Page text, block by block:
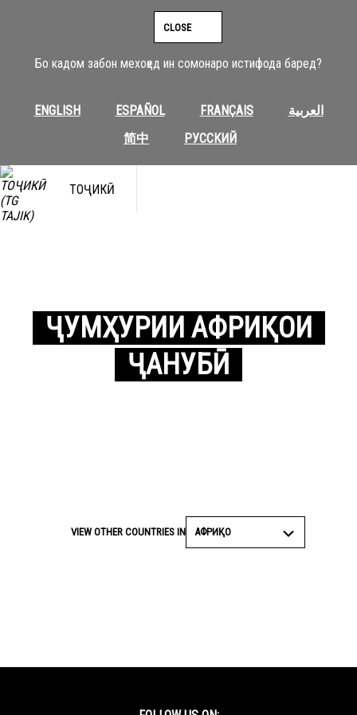
Бо кадом забон мехоҳед ин сомонаро истифода баред?
ENGLISH ESPAÑOL FRANÇAIS
العربية
简中
РУССКИЙ
CLOSE
ТОҶИКӢ
ҶУМҲУРИИ АФРИҚОИ
ҶАНУБӢ
VIEW OTHER COUNTRIES IN АФРИҚО